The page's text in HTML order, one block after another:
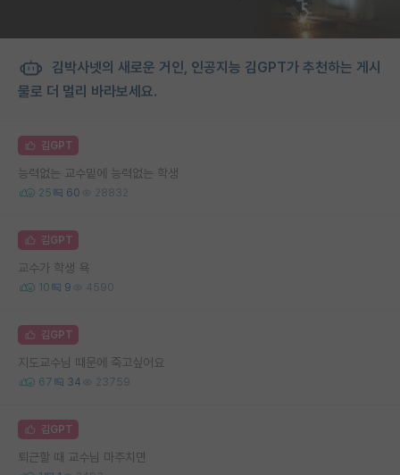
김박사넷의 새로운 거인, 인공지능 김GPT가 추천하는 게시
물로 더 멀리 바라보세요.
김GPT
능력없는 교수밑에 능력없는 학생
25 60 28832
김GPT
교수가 학생 욕
10 9 4590
김GPT
지도교수님 때문에 죽고싶어요
67 34 23759
김GPT
퇴근할 때 교수님 마주치면